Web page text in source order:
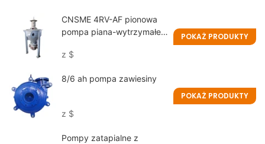
CNSME 4RV-AF pionowa
pompa piana-wytrzymałe
zawiesiny
z $
POKAŻ PRODUKTY
8/6 ah pompa zawiesiny
z $
POKAŻ PRODUKTY
Pompy zatapialne z